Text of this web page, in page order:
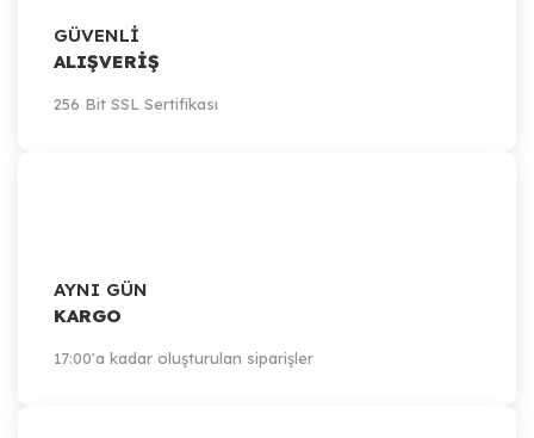
GÜVENLİ
ALIŞVERİŞ
256 Bit SSL Sertifikası
AYNI GÜN
KARGO
17:00'a kadar oluşturulan siparişler